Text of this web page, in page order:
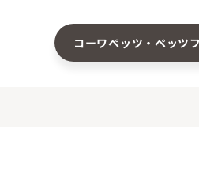
コーワペッツ・ペッツ